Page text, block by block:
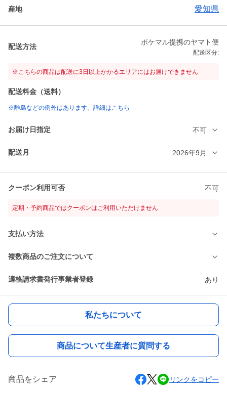
産地 愛知県
配送方法
ポケマル提携のヤマト便
配送区分:
※こちらの商品は配送に3日以上かかるエリアにはお届けできません
配送料金（送料）
※離島などの例外はあります。詳細はこちら
お届け日指定 不可
配送月 2026年9月
クーポン利用可否 不可
定期・予約商品ではクーポンはご利用いただけません
支払い方法
複数商品のご注文について
適格請求書発行事業者登録 あり
私たちについて
商品について生産者に質問する
商品をシェア リンクをコピー